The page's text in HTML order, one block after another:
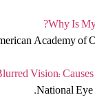
Why Is
Academy of
Vision:
National Eye